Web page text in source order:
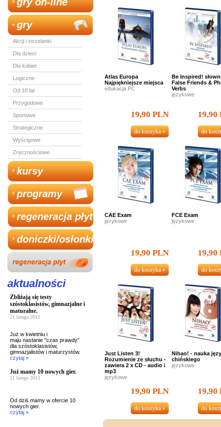
gry
Akcji i strzelanki
Dla dzieci
Dla kobiet
Logiczne
Od 18 lat
Przygodowe
Sportowe
Strategiczne
Wyścigowe
Zręcznościowe
kursy
programy
regeneracja płyt
doniczki/osłonki
aktualności
Zbliżają się testy
szóstoklasistów, gimnazjalne i
maturalne.
21 lutego 2013
Już w kwietniu i
maju nastanie "czas prawdy"
dla szóstoklasistów,
gimnazjalistów i maturzystów.
czytaj »
Już mamy 10 nowych gier.
21 lutego 2013
Od dziś mamy w ofercie 10
nowych gier.
czytaj »
Atlas Europa
Najpiękniejsze miejsca
edukacja PC
19,90 PLN
Be Inspired!
False Friends &
Verbs
językowe
19,90
CAE Exam
językowe
19,90 PLN
FCE Exam
językowe
19,90
Just Listen 3!
Rozumienie ze słuchu -
zawiera 2 x CD - audio i
mp3
językowe
19,90 PLN
Nihao! - nauka
chińskiego
językowe
19,90